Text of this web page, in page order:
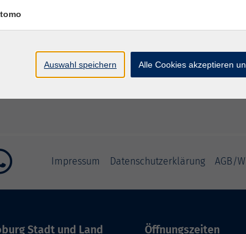
Gymnastikraum
Impressum Datenschutzerklärung AGB/
Stadt und Land Öffnungszeiten
Auswahl speichern Alle Cookies akzeptieren